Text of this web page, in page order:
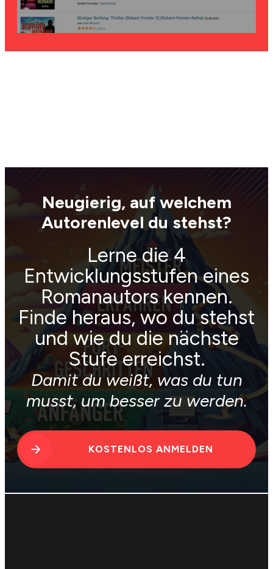
Neugierig, auf welchem
Autorenlevel du stehst?
Lerne die 4
Entwicklungsstufen eines
Romanautors kennen.
Finde heraus, wo du stehst
und wie du die nächste
Stufe erreichst.
Damit du weißt, was du tun
musst, um besser zu werden.
KOSTENLOS ANMELDEN